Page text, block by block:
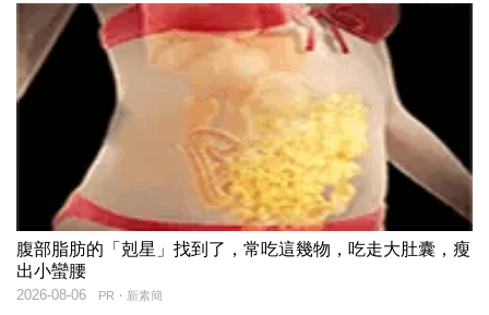
腹部脂肪的「剋星」找到了，常吃這幾物，吃走大肚囊，瘦
出小蠻腰
PR・新素簡
2026-08-06